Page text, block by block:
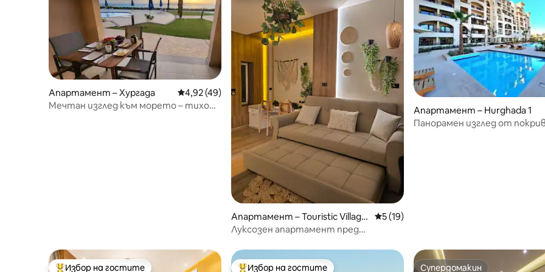
Апартамент – Хургада Средна оценка: 4,92 от 5, 49 отзива
4,92 (49)
Мечтан изглед към морето – тихо
Апартамент – Touristic Village
s
Средна оценка: 5 от 5, 19 отзива
5 (19)
Луксозен апартамент пред
Апартамент – Hurghada 1
Панорамен изглед от
Избор на гостите Избор на гостите Супердомакин